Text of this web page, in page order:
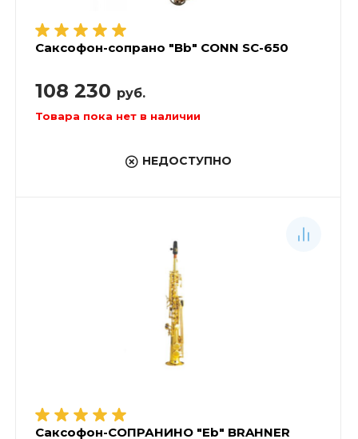
Саксофон-сопрано "Bb" CONN SC-650
108 230 руб.
Товара пока нет в наличии
НЕДОСТУПНО
Саксофон-СОПРАНИНО "Eb" BRAHNER